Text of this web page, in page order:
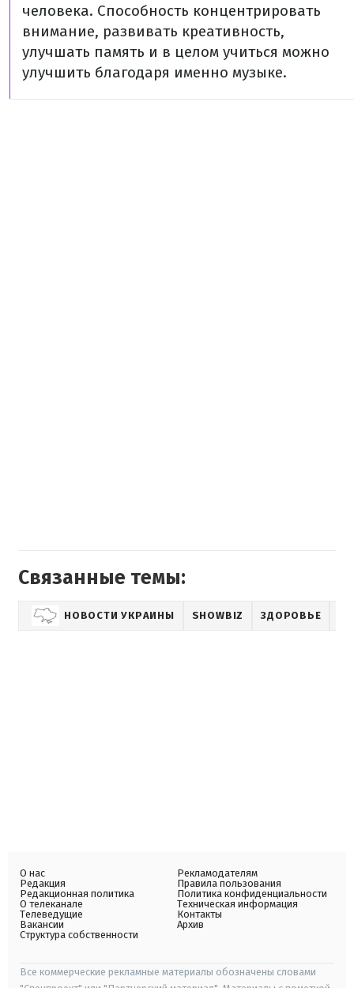
человека. Способность концентрировать
внимание, развивать креативность,
улучшать память и в целом учиться можно
улучшить благодаря именно музыке.
Связанные темы:
НОВОСТИ УКРАИНЫ SHOWBIZ ЗДОРОВЬЕ
О нас
Редакция
Редакционная политика
О телеканале
Телеведущие
Вакансии
Структура собственности
Рекламодателям
Правила пользования
Политика конфиденциальности
Техническая информация
Контакты
Архив
Все коммерческие рекламные материалы обозначены словами